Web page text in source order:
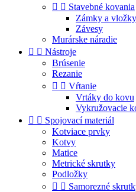
  Stavebné kovania
Zámky a vložky
Závesy
Murárske náradie
  Nástroje
Brúsenie
Rezanie
  Vŕtanie
Vrtáky do kovu
Vykružovacie
  Spojovací materiál
Kotviace prvky
Kotvy
Matice
Metrické skrutky
Podložky
  Samorezné